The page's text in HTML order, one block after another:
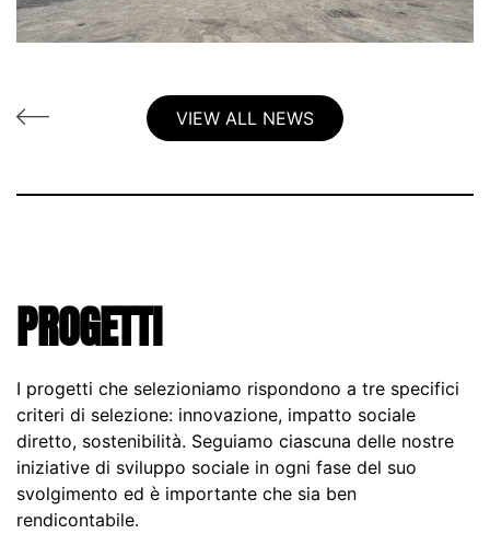
VIEW ALL NEWS
PROGETTI
I progetti che selezioniamo rispondono a tre specifici
criteri di selezione: innovazione, impatto sociale
diretto, sostenibilità. Seguiamo ciascuna delle nostre
iniziative di sviluppo sociale in ogni fase del suo
svolgimento ed è importante che sia ben
rendicontabile.